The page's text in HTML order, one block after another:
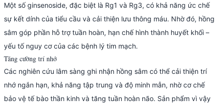
Một số ginsenoside, đặc biệt là Rg1 và Rg3, có khả năng ức chế
sự kết dính của tiểu cầu và cải thiện lưu thông máu. Nhờ đó, hồng
sâm góp phần hỗ trợ tuần hoàn, hạn chế hình thành huyết khối –
yếu tố nguy cơ của các bệnh lý tim mạch.
Tăng cường trí nhớ
Các nghiên cứu lâm sàng ghi nhận hồng sâm có thể cải thiện trí
nhớ ngắn hạn, khả năng tập trung và độ minh mẫn, nhờ cơ chế
bảo vệ tế bào thần kinh và tăng tuần hoàn não. Sản phẩm vì vậy